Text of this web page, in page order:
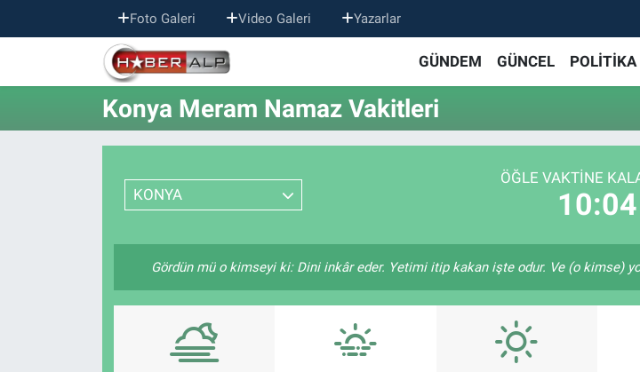
Foto Galeri Video Galeri Yazarlar
GÜNDEM GÜNCEL POLİTİKA
Konya Meram Namaz Vakitleri
KONYA
ÖĞLE VAKTINE
10:04
Gördün mü o kimseyi ki: Dini inkâr eder. Yetimi itip kakan işte odur. Ve (o kimse)
Nöbetçi Eczaneler
Hava Durumu
Süper Lig Puan Durumu ve Fikstür
Tüm Manşetler
Son Dakika Haberleri